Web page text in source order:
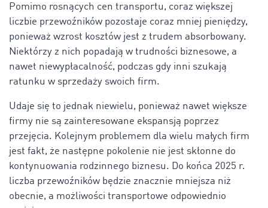
Pomimo rosnących cen transportu, coraz większej
liczbie przewoźników pozostaje coraz mniej pieniędzy,
ponieważ wzrost kosztów jest z trudem absorbowany.
Niektórzy z nich popadają w trudności biznesowe, a
nawet niewypłacalność, podczas gdy inni szukają
ratunku w sprzedaży swoich firm.
Udaje się to jednak niewielu, ponieważ nawet większe
firmy nie są zainteresowane ekspansją poprzez
przejęcia. Kolejnym problemem dla wielu małych firm
jest fakt, że następne pokolenie nie jest skłonne do
kontynuowania rodzinnego biznesu. Do końca 2025 r.
liczba przewoźników będzie znacznie mniejsza niż
obecnie, a możliwości transportowe odpowiednio